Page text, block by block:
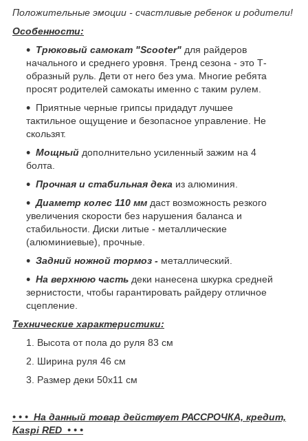
Положительные эмоции - счастливые ребенок и родители!
Особенности:
Трюковый самокат "Scooter" для райдеров
начального и среднего уровня. Тренд сезона - это Т-
образный руль. Дети от него без ума. Многие ребята
просят родителей самокаты именно с таким рулем.
Приятные черные грипсы придадут лучшее
тактильное ощущение и безопасное управление. Не
скользят.
Мощный дополнительно усиленный зажим на 4
болта.
Прочная и стабильная дека из алюминия.
Диаметр колес 110 мм даст возможность резкого
увеличения скорости без нарушения баланса и
стабильности. Диски литые - металлические
(алюминиевые), прочные.
Задний ножной тормоз - металлический.
На верхнюю часть деки нанесена шкурка средней
зернистости, чтобы гарантировать райдеру отличное
сцепление.
Технические характеристики:
Высота от пола до руля 83 см
Ширина руля 46 см
Размер деки 50х11 см
• • • На данный товар действует РАССРОЧКА, кредит,
Kaspi RED • • •